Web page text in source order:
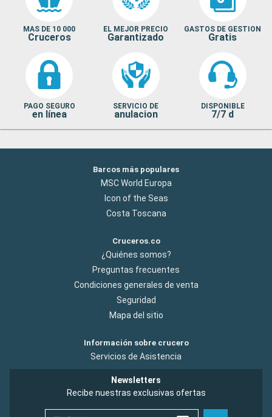
MAS DE 10 000
Cruceros
EL MEJOR PRECIO
Garantizado
GASTOS DE GESTION
Gratis
PAGO SEGURO
en línea
SERVICIO DE
anulacion
DISPONIBLE
7/7 d
Barcos más populares
MSC World Europa
Icon of the Seas
Costa Toscana
Cruceros.co
¿Quiénes somos?
Preguntas frecuentes
Condiciones generales de venta
Seguridad
Mapa del sitio
Información sobre crucero
Servicios de Asistencia
Newsletters
Recibe nuestras exclusivas ofertas